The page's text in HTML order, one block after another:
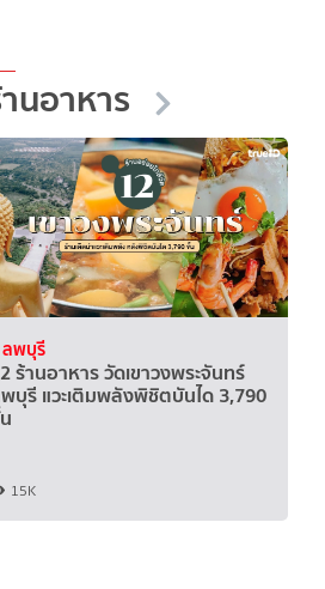
นอาหาร
พบุรี
ร้านอาหาร วัดเขาวงพระจันทร์
บุรี แวะเติมพลังพิชิตบันได 3,790
15K